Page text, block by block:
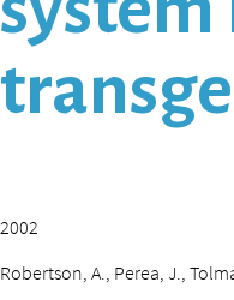
2002
Robertson, A., Perea, J.,